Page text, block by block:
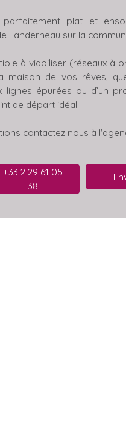
plat et
Landerneau sur la
à viabiliser (réseaux à
maison de vos rêves,
lignes épurées ou d’un
de départ idéal.
contactez nous à
+33 2 29 61 05
38